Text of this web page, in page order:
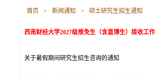
首页 > 新闻通知 > 硕士研究生招生通知
西南财经大学2027级推免生（含直博生）接收工
关于暑假期间研究生招生咨询的通知